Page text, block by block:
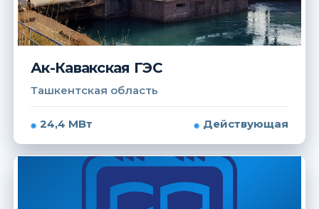
Ак-Кавакская ГЭС
Ташкентская область
24,4 МВт Действующая